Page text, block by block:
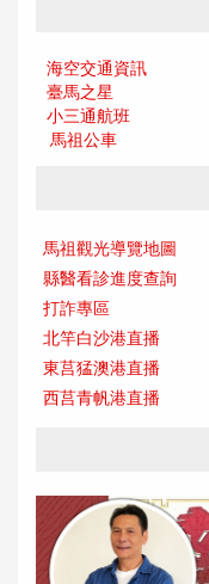
海空交通資訊
臺馬之星
小三通航班
馬祖公車
馬祖觀光導覽地圖
縣醫看診進度查詢
打詐專區
北竿白沙港直播
東莒猛澳港直播
西莒青帆港直播